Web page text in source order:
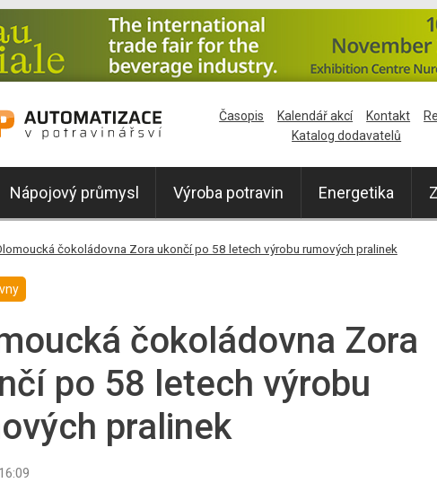
Nápojový průmysl Výroba potravin Energetika
Časopis Kalendář akcí Kontakt
Katalog dodavatelů
čokoládovna Zora ukončí po 58 letech výrobu rumových pralinek
čokoládovna Zora
po 58 letech výrobu
pralinek